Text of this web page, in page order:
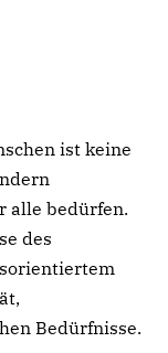
ist keine
alle bedürfen.
des
Bedürfnisse.
incididunt
enim ad
ullamco
consequat.